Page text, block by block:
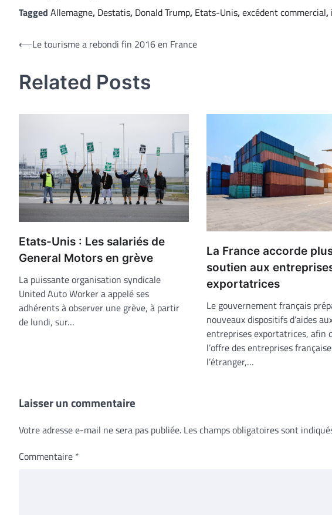
Tagged Allemagne, Destatis, Donald Trump, Etats-Unis,excédent commercial,
Navigation
l’article
⟵Le tourisme a rebondi fin 2016 en France
Related Posts
Etats-Unis : Les salariés de
General Motors en grève
La puissante organisation syndicale
United Auto Worker a appelé ses
adhérents à observer une grève, à partir
de lundi, sur…
La France accorde
soutien aux
exportatrices
Le gouvernement français
nouveaux dispositifs d’aides
entreprises exportatrices, afin
l’offre des entreprises
l’étranger,…
Laisser un commentaire
Votre adresse e-mail ne sera pas publiée. Les champs obligatoires sont
Commentaire *